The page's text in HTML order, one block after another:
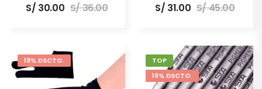
S/ 30.00 S/36.00 S/ 31.00 S/45.00
18% DSCTO.
TOP
16% DSCTO.